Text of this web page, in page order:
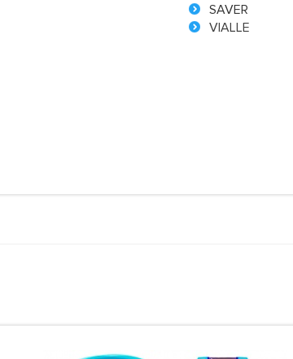
SAVER
VIALLE